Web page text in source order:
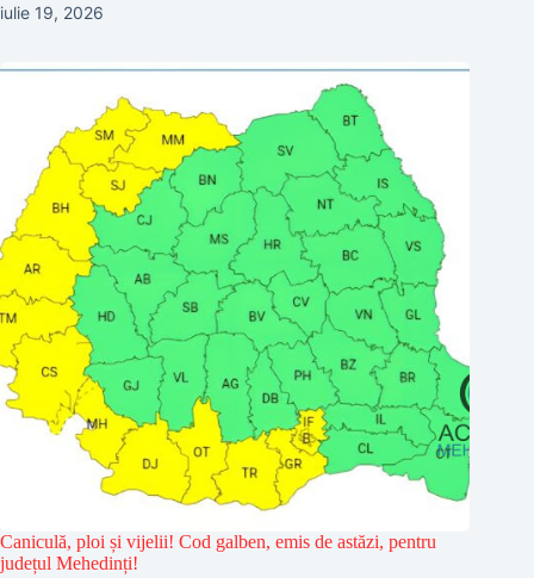
iulie 19, 2026
Caniculă, ploi și vijelii! Cod galben, emis de astăzi, pentru
județul Mehedinți!